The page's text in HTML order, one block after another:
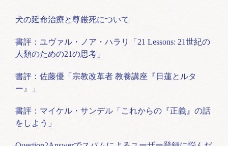
犬の延命治療と尊厳死について
書評：ユヴァル・ノア・ハラリ「21 Lessons: 21世紀の
人類のための21の思考」
書評：佐藤優「宗教改革者 教養講座『日蓮とルタ
ー』」
書評：マイケル・サンデル「これからの『正義』の話
をしよう」